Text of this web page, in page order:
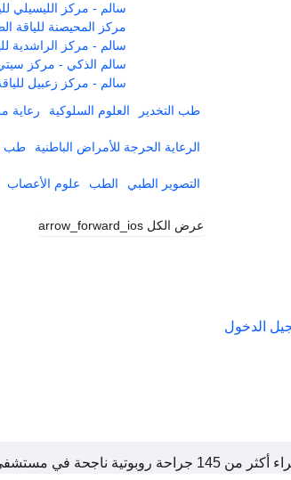
سالم - مركز الليسيلي
مركز المحيصنة للياقة
سالم - مركز الراشدية
سالم الذكي - مركز سيتي
سالم - مركز زعبيل
طب التخدير العلوم السلوكية رعاية
الرعاية الحرجة للأمراض الباطنية طب
التصوير الطبي الطب علوم الأعصاب
عرض الكل arrow_forward_ios
الدخول
ناجحة في مستشفى دبي